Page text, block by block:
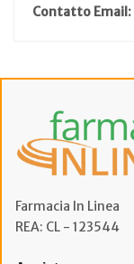
Contatto Email:
Farmacia In Linea
REA: CL - 123544